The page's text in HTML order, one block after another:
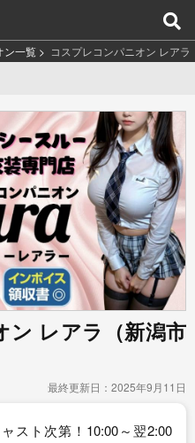
ン一覧 > コスプレコンパニオン レアラ
ン レアラ（新潟市
最終更新日：2025年9月11日
スト次第！10:00～翌2:00